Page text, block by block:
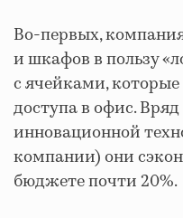
Во-первых,
и шкафов в пользу
с ячейками,
доступа в офис.
инновационной
компании) они
бюджете почти 20%.